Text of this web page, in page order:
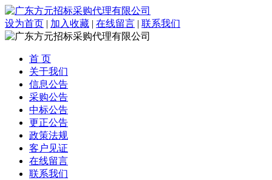
设为首页 | 加入收藏 | 在线留言 | 联系我们
首 页
关于我们
信息公告
采购公告
中标公告
更正公告
政策法规
客户见证
在线留言
联系我们